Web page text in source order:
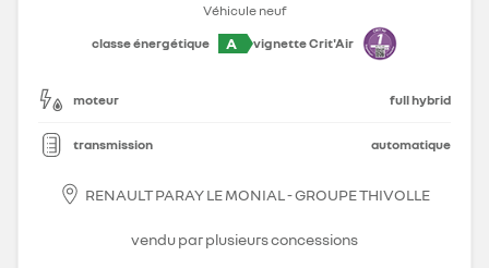
Véhicule neuf
classe énergétique
A vignette Crit'Air
moteur full hybrid
transmission automatique
RENAULT PARAY LE MONIAL - GROUPE THIVOLLE
vendu par plusieurs concessions